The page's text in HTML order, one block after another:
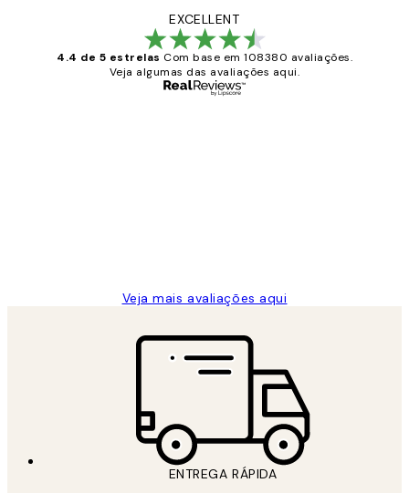
EXCELLENT
4.4 de 5 estrelas Com base em 108380 avaliações.
Veja algumas das avaliações aqui.
Veja mais avaliações aqui
ENTREGA RÁPIDA